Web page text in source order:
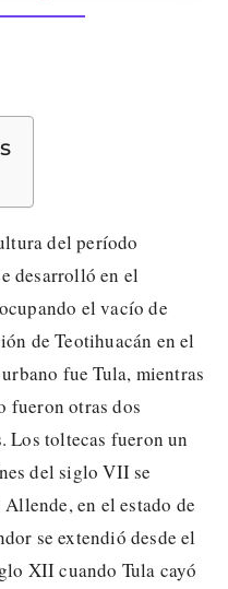
del período
desarrolló en el
el vacío de
de Teotihuacán en el
fue Tula, mientras
fueron otras dos
Los toltecas fueron un
del siglo VII se
en el estado de
se extendió desde el
XII cuando Tula cayó